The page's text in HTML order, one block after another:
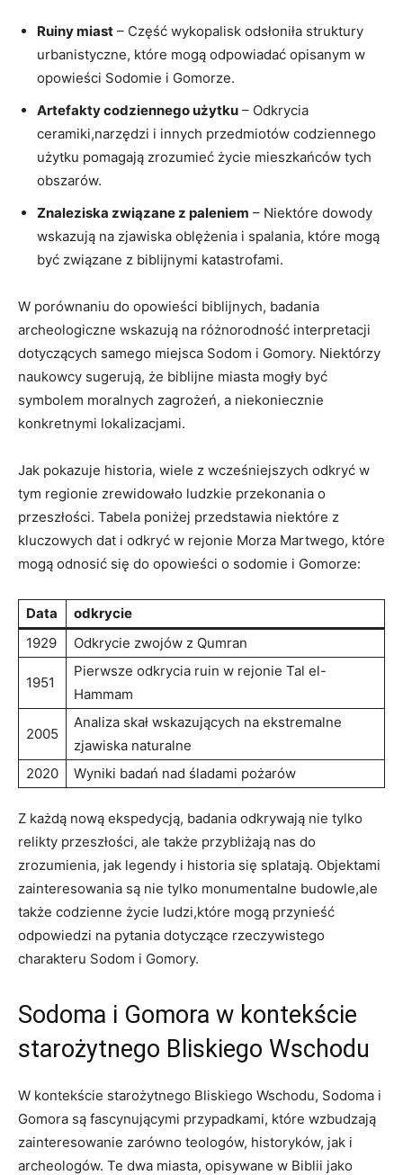
Ruiny miast – Część wykopalisk odsłoniła struktury
urbanistyczne, które mogą odpowiadać opisanym w
opowieści Sodomie i Gomorze.
Artefakty codziennego użytku – Odkrycia
ceramiki,narzędzi i innych przedmiotów codziennego
użytku pomagają zrozumieć życie mieszkańców tych
obszarów.
Znaleziska związane z paleniem – Niektóre dowody
wskazują na zjawiska oblężenia i spalania, które mogą
być związane z biblijnymi katastrofami.
W porównaniu do opowieści biblijnych, badania
archeologiczne wskazują na różnorodność interpretacji
dotyczących samego miejsca Sodom i Gomory. Niektórzy
naukowcy sugerują, że biblijne miasta mogły być
symbolem moralnych zagrożeń, a niekoniecznie
konkretnymi lokalizacjami.
Jak pokazuje historia, wiele z wcześniejszych odkryć w
tym regionie zrewidowało ludzkie przekonania o
przeszłości. Tabela poniżej przedstawia niektóre z
kluczowych dat i odkryć w rejonie Morza Martwego, które
mogą odnosić się do opowieści o sodomie i Gomorze:
Data
odkrycie
1929
Odkrycie zwojów z Qumran
1951
Pierwsze odkrycia ruin w rejonie Tal el-
Hammam
2005
Analiza skał wskazujących na ekstremalne
zjawiska naturalne
2020
Wyniki badań nad śladami pożarów
Z każdą nową ekspedycją, badania odkrywają nie tylko
relikty przeszłości, ale także przybliżają nas do
zrozumienia, jak legendy i historia się splatają. Objektami
zainteresowania są nie tylko monumentalne budowle,ale
także codzienne życie ludzi,które mogą przynieść
odpowiedzi na pytania dotyczące rzeczywistego
charakteru Sodom i Gomory.
Sodoma i Gomora w kontekście
starożytnego Bliskiego Wschodu
W kontekście starożytnego Bliskiego Wschodu, Sodoma i
Gomora są fascynującymi przypadkami, które wzbudzają
zainteresowanie zarówno teologów, historyków, jak i
archeologów. Te dwa miasta, opisywane w Biblii jako